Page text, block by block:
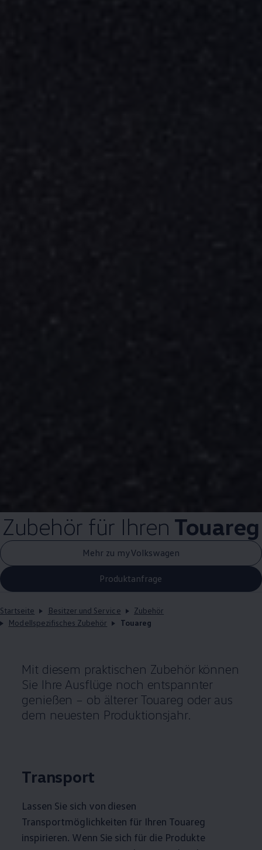
Zubehörfür Ihren Touareg
Mehr zu myVolkswagen
Produktanfrage
Startseite Besitzer und Service
Zubehör
Modellspezifisches Zubehör
Touareg
Mit diesem praktischen Zubehörkönnen
Sie Ihre Ausflüge noch entspannter
genießen – ob älterer Touareg oder aus
dem neuesten Produktionsjahr.
Transport
Lassen Sie sich von diesen
Transportmöglichkeiten für Ihren Touareg
inspirieren. Wenn Sie sich für die Produkte